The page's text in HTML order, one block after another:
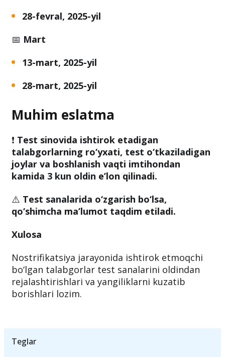
28-fevral, 2025-yil
📅 Mart
13-mart, 2025-yil
28-mart, 2025-yil
Muhim eslatma
❗ Test sinovida ishtirok etadigan
talabgorlarning ro‘yxati, test o‘tkaziladigan
joylar va boshlanish vaqti imtihondan
kamida 3 kun oldin e’lon qilinadi.
⚠️ Test sanalarida o‘zgarish bo‘lsa,
qo‘shimcha ma’lumot taqdim etiladi.
Xulosa
Nostrifikatsiya jarayonida ishtirok etmoqchi
bo‘lgan talabgorlar test sanalarini oldindan
rejalashtirishlari va yangiliklarni kuzatib
borishlari lozim.
Teglar